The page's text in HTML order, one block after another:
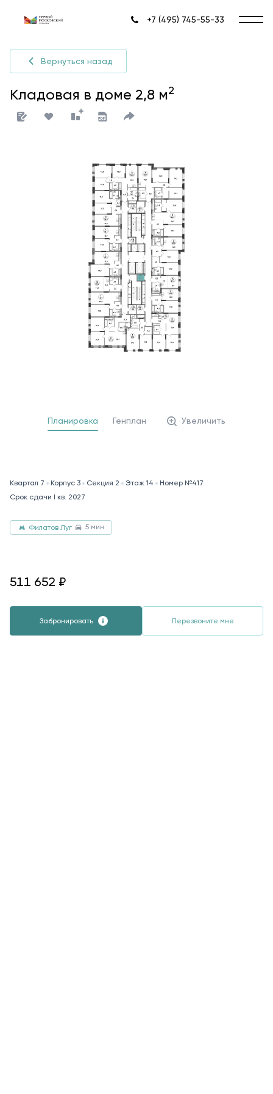
+7 (495) 745-55-33
Вернуться назад
Кладовая в доме 2,8 м2
Планировка Генплан Увеличить
Квартал 7 Корпус 3 Секция 2 Этаж 14
Номер №417
Срок сдачи I кв. 2027
Филатов Луг 5 мин
511652
511 652 ₽
Забронировать Перезвоните мне